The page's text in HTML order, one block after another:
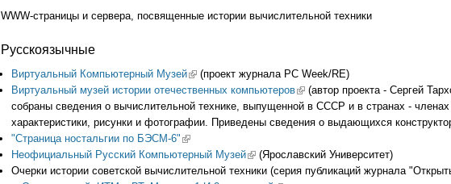
WWW-страницы и сервера, посвященные истории вычислительной техники
Русскоязычные
Виртуальный Компьютерный Музей(link is external)
(проект журнала PC Week/RE)
Виртуальный музей истории отечественных компьютеров(link is external)
(автор проекта - Сергей
собраны сведения о вычислительной технике, выпущенной в СССР и в странах -
характеристики, рисунки и фотографии. Приведены сведения о выдающихся
"Страница ностальгии по БЭСМ-6" (link is external)
Неофициальный Русский Компьютерный Музей(link is external)
(Ярославский Университет)
Очерки истории советской вычислительной техники (серия публикаций журнала